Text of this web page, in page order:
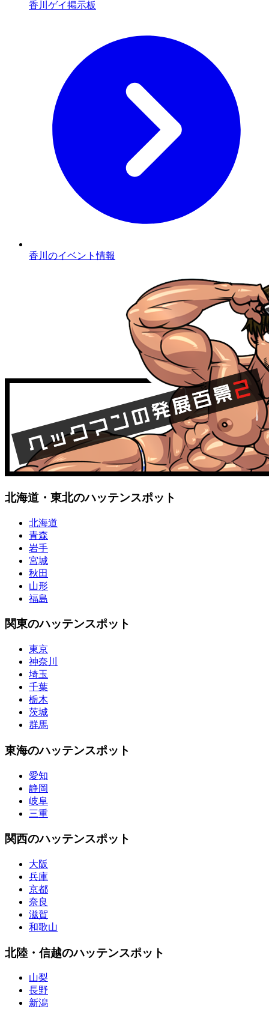
香川ゲイ掲示板
香川のイベント情報
北海道・東北のハッテンスポット
北海道
青森
岩手
宮城
秋田
山形
福島
関東のハッテンスポット
東京
神奈川
埼玉
千葉
栃木
茨城
群馬
東海のハッテンスポット
愛知
静岡
岐阜
三重
関西のハッテンスポット
大阪
兵庫
京都
奈良
滋賀
和歌山
北陸・信越のハッテンスポット
山梨
長野
新潟